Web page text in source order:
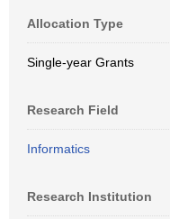
Allocation Type
Single-year Grants
Research Field
Informatics
Research Institution